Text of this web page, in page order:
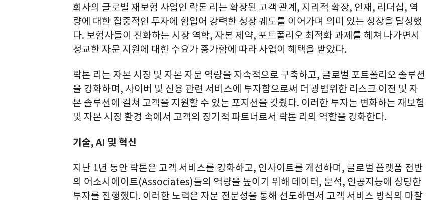
회사의 글로벌 재보험 사업인 락톤 리는 확장된 고객 관계, 지리적 확장, 인재, 리더십, 역
량에 대한 집중적인 투자에 힘입어 강력한 성장 궤도를 이어가며 의미 있는 성장을 달성했
다. 보험사들이 진화하는 시장 역학, 자본 제약, 포트폴리오 최적화 과제를 헤쳐 나가면서
정교한 자문 지원에 대한 수요가 증가함에 따라 사업이 혜택을 받았다.
락톤 리는 자본 시장 및 자본 자문 역량을 지속적으로 구축하고, 글로벌 포트폴리오 솔루션
을 강화하며, 사이버 및 신용 관련 서비스에 투자함으로써 더 광범위한 리스크 이전 및 자
본 솔루션에 걸쳐 고객을 지원할 수 있는 포지션을 갖췄다. 이러한 투자는 변화하는 재보험
및 자본 시장 환경 속에서 고객의 장기적 파트너로서 락톤 리의 역할을 강화한다.
기술, AI 및 혁신
지난 1년 동안 락톤은 고객 서비스를 강화하고, 인사이트를 개선하며, 글로벌 플랫폼 전반
의 어소시에이트(Associates)들의 역량을 높이기 위해 데이터, 분석, 인공지능에 상당한
투자를 진행했다. 이러한 노력은 자문 전문성을 통해 선도하면서 고객 서비스 방식의 마찰